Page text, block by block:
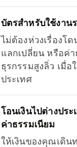
บัตรสำหรับใช้งาน
ไม่ต้องห่วงเรื่องโ
แลกเปลี่ยน หรือค่
ธุรกรรมสูงลิ่ว เมื่อ
ประเทศ
โอนเงินไปต่างปร
ค่าธรรมเนียม
ให้เงินของคุณเดิน